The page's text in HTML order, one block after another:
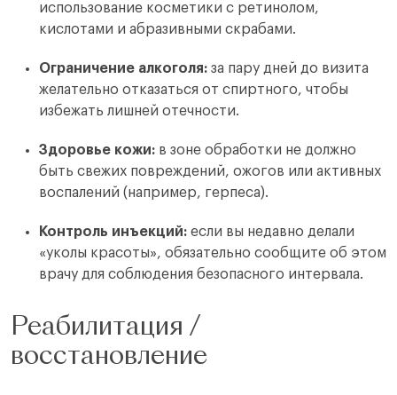
использование косметики с ретинолом,
кислотами и абразивными скрабами.
Ограничение алкоголя: за пару дней до визита
желательно отказаться от спиртного, чтобы
избежать лишней отечности.
Здоровье кожи: в зоне обработки не должно
быть свежих повреждений, ожогов или активных
воспалений (например, герпеса).
Контроль инъекций: если вы недавно делали
«уколы красоты», обязательно сообщите об этом
врачу для соблюдения безопасного интервала.
Реабилитация /
восстановление